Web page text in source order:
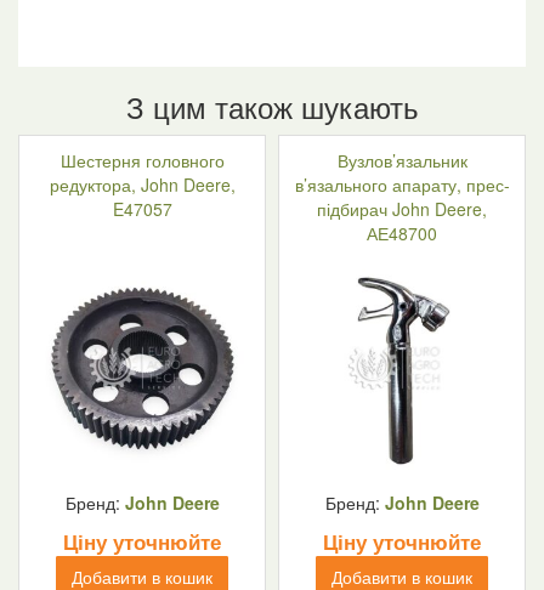
З цим також шукають
Шестерня головного
редуктора, John Deere,
E47057
Бренд: John Deere
Ціну уточнюйте
Добавити в кошик
Вузлов’язальник
в’язального апарату, прес-
підбирач John Deere,
АЕ48700
Бренд: John Deere
Ціну уточнюйте
Добавити в кошик